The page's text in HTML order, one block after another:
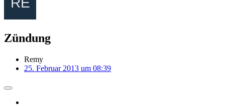
Zündung
Remy
25. Februar 2013 um 08:39